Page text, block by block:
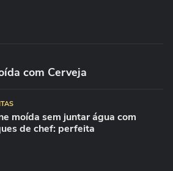
com Cerveja
moída sem juntar água com
de chef: perfeita